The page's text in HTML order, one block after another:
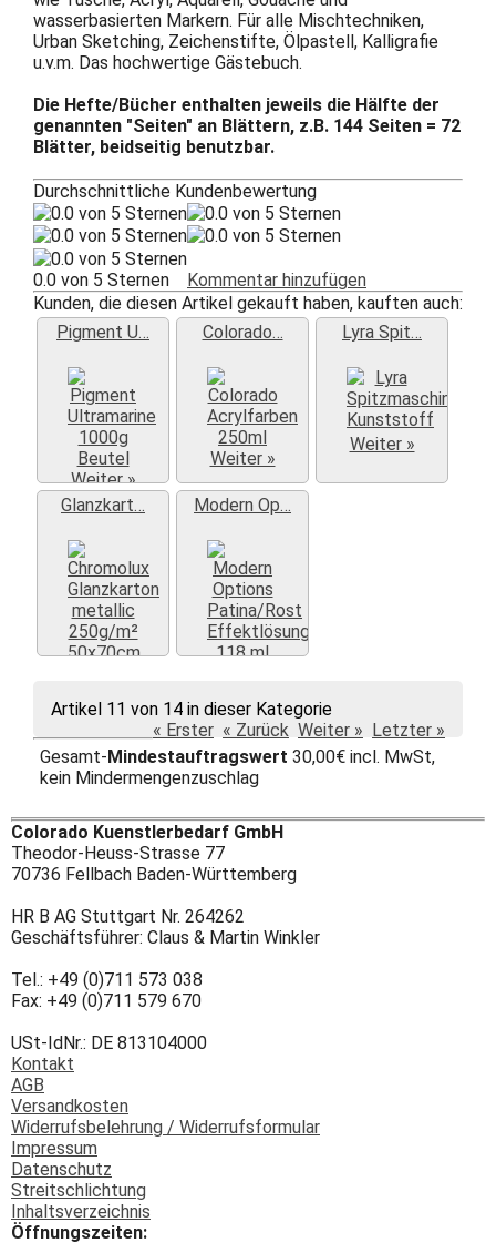
wasserbasierten Markern. Für alle Mischtechniken,
Urban Sketching, Zeichenstifte, Ölpastell, Kalligrafie
u.v.m. Das hochwertige Gästebuch.
Die Hefte/Bücher enthalten jeweils die Hälfte der
genannten "Seiten" an Blättern, z.B. 144 Seiten = 72
Blätter, beidseitig benutzbar.
Durchschnittliche Kundenbewertung
0.0 von 5 Sternen Kommentar hinzufügen
Kunden, die diesen Artikel gekauft haben, kauften auch:
Pigment U…
Weiter »
Colorado…
Weiter »
Lyra Spit…
Weiter »
Glanzkart… Modern Op…
Artikel 11 von 14 in dieser Kategorie
« Erster « Zurück Weiter » Letzter »
Gesamt-Mindestauftragswert 30,00€ incl. MwSt,
kein Mindermengenzuschlag
Colorado Kuenstlerbedarf GmbH
Theodor-Heuss-Strasse 77
70736 Fellbach Baden-Württemberg
HR B AG Stuttgart Nr. 264262
Geschäftsführer: Claus & Martin Winkler
Tel.: +49 (0)711 573 038
Fax: +49 (0)711 579 670
USt-IdNr.: DE 813104000
Kontakt
AGB
Versandkosten
Widerrufsbelehrung / Widerrufsformular
Impressum
Datenschutz
Streitschlichtung
Inhaltsverzeichnis
Öffnungszeiten: